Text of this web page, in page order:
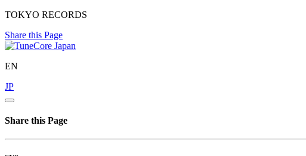
TOKYO RECORDS
Share this Page
EN
JP
Share this Page